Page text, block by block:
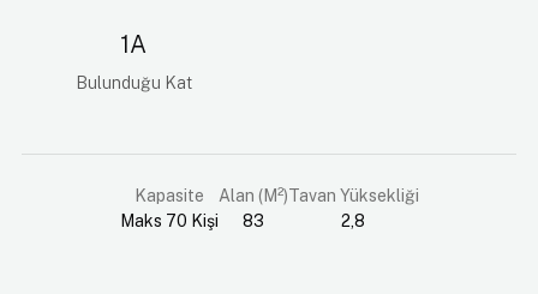
1A
Bulunduğu Kat
Kapasite
Maks 70 Kişi
Alan (M²)
83
Tavan Yüksekliği
2,8